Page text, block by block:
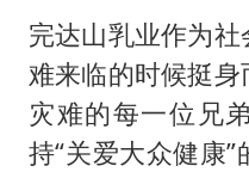
完达山乳业作为
难来临的时候挺
灾难的每一位兄
持“关爱大众健康